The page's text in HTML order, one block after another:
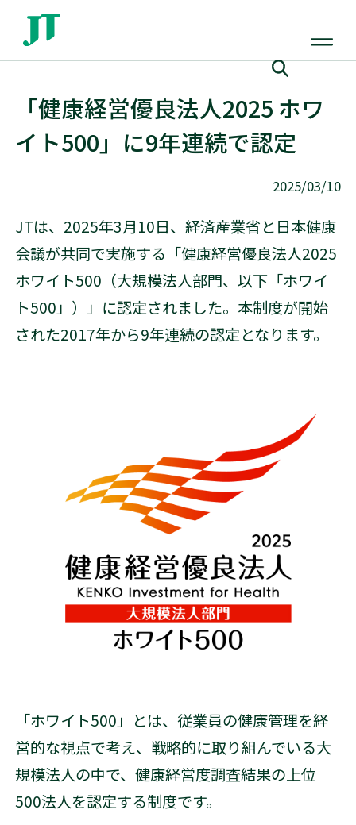
「健康経営優良法人2025 ホワ
イト500」に9年連続で認定
2025/03/10
JTは、2025年3月10日、経済産業省と日本健康
会議が共同で実施する「健康経営優良法人2025
ホワイト500（大規模法人部門、以下「ホワイ
ト500」）」に認定されました。本制度が開始
された2017年から9年連続の認定となります。
「ホワイト500」とは、従業員の健康管理を経
営的な視点で考え、戦略的に取り組んでいる大
規模法人の中で、健康経営度調査結果の上位
500法人を認定する制度です。